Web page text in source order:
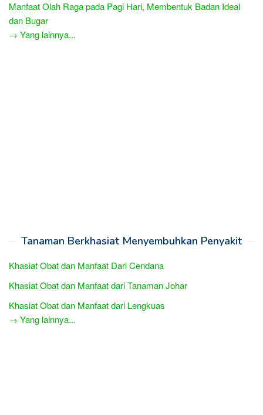
Manfaat Olah Raga pada Pagi Hari, Membentuk Badan Ideal
dan Bugar
→ Yang lainnya...
Tanaman Berkhasiat Menyembuhkan Penyakit
Khasiat Obat dan Manfaat Dari Cendana
Khasiat Obat dan Manfaat dari Tanaman Johar
Khasiat Obat dan Manfaat dari Lengkuas
→ Yang lainnya...